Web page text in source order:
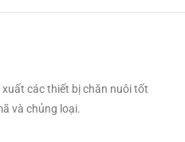
các thiết bị chăn nuôi tốt
và chủng loại.